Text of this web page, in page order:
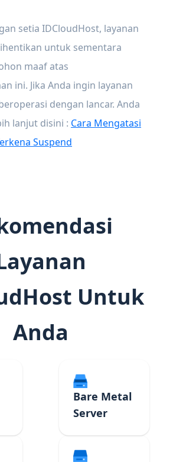
setia IDCloudHost, layanan
untuk sementara
maaf atas
ini. Jika Anda ingin layanan
dengan lancar. Anda
lanjut disini : Cara Mengatasi
Suspend
Untuk
Anda
Bare Metal
Server